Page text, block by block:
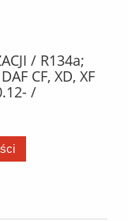
/ R134a;
CF, XD, XF
/